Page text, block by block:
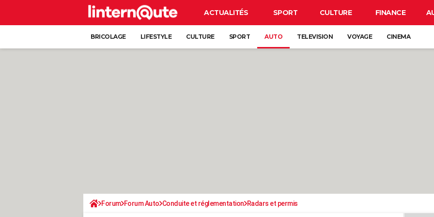
ACTUALITÉS SPORT CULTURE FINANCE
BRICOLAGE LIFESTYLE CULTURE SPORT AUTO TELEVISION VOYAGE CINEMA
Forum Forum Auto Conduite et réglementation Radars et permis